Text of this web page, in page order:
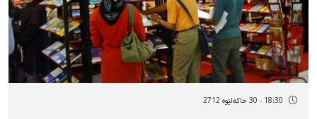
18:30 - 30 خاکەلێوه 2712